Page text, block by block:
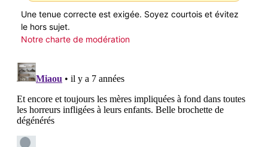
Une tenue correcte est exigée. Soyez courtois et évitez
le hors sujet.
Notre charte de modération